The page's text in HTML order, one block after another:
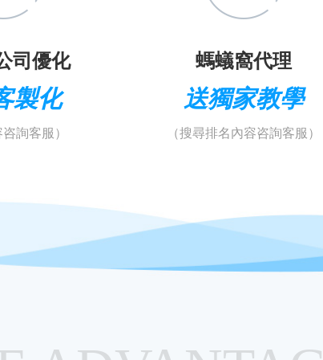
司優化
製化
詢客服）
螞蟻窩代理
送獨家教學
（搜尋排名內容咨詢客服）